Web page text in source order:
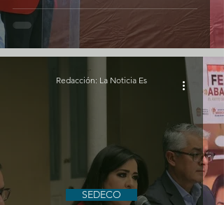
SEDECO
Redacción: La Noticia Es